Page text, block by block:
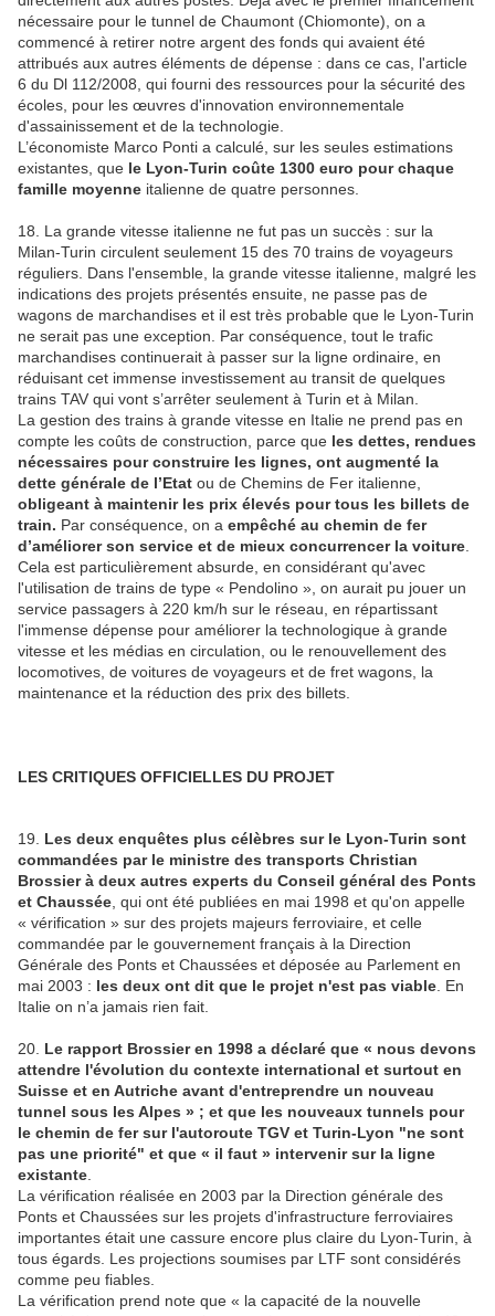
nécessaire pour le tunnel de Chaumont (Chiomonte), on a
commencé à retirer notre argent des fonds qui avaient été
attribués aux autres éléments de dépense : dans ce cas, l'article
6 du Dl 112/2008, qui fourni des ressources pour la sécurité des
écoles, pour les œuvres d'innovation environnementale
d'assainissement et de la technologie.
L’économiste Marco Ponti a calculé, sur les seules estimations
existantes, que le Lyon-Turin coûte 1300 euro pour chaque
famille moyenne italienne de quatre personnes.
18. La grande vitesse italienne ne fut pas un succès : sur la
Milan-Turin circulent seulement 15 des 70 trains de voyageurs
réguliers. Dans l'ensemble, la grande vitesse italienne, malgré les
indications des projets présentés ensuite, ne passe pas de
wagons de marchandises et il est très probable que le Lyon-Turin
ne serait pas une exception. Par conséquence, tout le trafic
marchandises continuerait à passer sur la ligne ordinaire, en
réduisant cet immense investissement au transit de quelques
trains TAV qui vont s’arrêter seulement à Turin et à Milan.
La gestion des trains à grande vitesse en Italie ne prend pas en
compte les coûts de construction, parce que les dettes, rendues
nécessaires pour construire les lignes, ont augmenté la
dette générale de l’Etat ou de Chemins de Fer italienne,
obligeant à maintenir les prix élevés pour tous les billets de
train. Par conséquence, on a empêché au chemin de fer
d’améliorer son service et de mieux concurrencer la voiture
Cela est particulièrement absurde, en considérant qu'avec
l'utilisation de trains de type « Pendolino », on aurait pu jouer un
service passagers à 220 km/h sur le réseau, en répartissant
l'immense dépense pour améliorer la technologique à grande
vitesse et les médias en circulation, ou le renouvellement des
locomotives, de voitures de voyageurs et de fret wagons, la
maintenance et la réduction des prix des billets.
LES CRITIQUES OFFICIELLES DU PROJET
19. Les deux enquêtes plus célèbres sur le Lyon-Turin sont
commandées par le ministre des transports Christian
Brossier à deux autres experts du Conseil général des Ponts
et Chaussée, qui ont été publiées en mai 1998 et qu'on appelle
« vérification » sur des projets majeurs ferroviaire, et celle
commandée par le gouvernement français à la Direction
Générale des Ponts et Chaussées et déposée au Parlement en
mai 2003 : les deux ont dit que le projet n'est pas viable. En
Italie on n’a jamais rien fait.
20. Le rapport Brossier en 1998 a déclaré que « nous devons
attendre l'évolution du contexte international et surtout en
Suisse et en Autriche avant d'entreprendre un nouveau
tunnel sous les Alpes » ; et que les nouveaux tunnels pour
le chemin de fer sur l'autoroute TGV et Turin-Lyon "ne sont
pas une priorité" et que « il faut » intervenir sur la ligne
existante.
La vérification réalisée en 2003 par la Direction générale des
Ponts et Chaussées sur les projets d'infrastructure ferroviaires
importantes était une cassure encore plus claire du Lyon-Turin, à
tous égards. Les projections soumises par LTF sont considérés
comme peu fiables.
La vérification prend note que « la capacité de la nouvelle